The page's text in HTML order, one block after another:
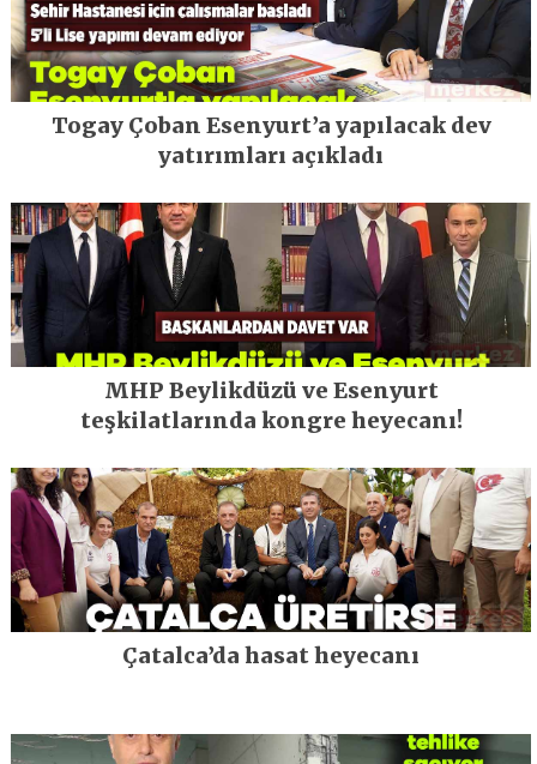
Togay Çoban Esenyurt’a yapılacak dev
yatırımları açıkladı
MHP Beylikdüzü ve Esenyurt
teşkilatlarında kongre heyecanı!
Çatalca’da hasat heyecanı